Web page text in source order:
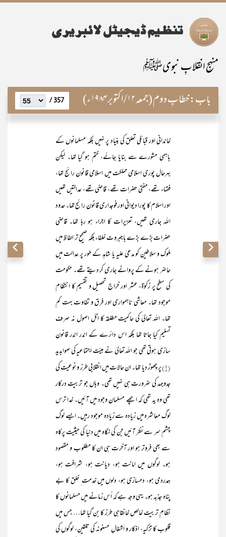
منہجِ انقلابِ نبویﷺ
باب:خطابِ دوم (جمعہ ۱۲/اکتوبر ۱۹۸۴ء) 357 /
خاندانی اور قبائلی تعلق کی بنیاد پر نہیں بلکہ مسلمانوں کے
باہمی مشورے سے بنایا جائے، ختم ہو گیا تھا۔ لیکن
بہرحال پوری اسلامی مملکت میں اسلامی قانون رائج تھا،
فقہاء تھے، مفتی حضرات تھے، قاضی تھے، عدالتیں تھیں
اور اسلام کا پورا دیوانی اور فوجداری قانون رائج تھا۔ حدود
اللہ جاری تھیں، تعزیرات کا اجراء ہو رہا تھا۔ قاضی
حضرات بڑے بڑے باجبروت خلفاء بلکہ صحیح تر الفاظ میں
ملوک و سلاطین کو مدعیٰ علیہ یا شاہد کے طور پر عدالت میں
حاضر ہونے کے پروانے جاری کر دیتے تھے۔ حکومت
کی سطح پر زکوٰۃ، عشر اور خراج تحصیل و تقسیم کا انتظام
موجود تھا۔ معاشی ناہمواری اور فرق و تفاوت بہت کم
تھا۔ اللہ تعالیٰ کی حاکمیت مطلقہ کا اٹل اصول نہ صرف
تسلیم کیا جاتا تھا بلکہ اس دائرے کے اندر اندر قانون
سازی ہوتی تھی جو اللہ تعالیٰ نے ہیئت اجتماعیہ کی صوابدید
(۱) پر چھوڑ دیا تھا۔ ان حالات میں انقلابی طرز و نوعیت کی
جدوجہد کی ضرورت ہی نہیں تھی۔ وہاں جو تربیت درکار
تھی وہ یہ تھی کہ اچھے مسلمان وجود میں آئیں۔ خدا ترس
لوگ معاشرہ میں زیادہ سے زیادہ موجود رہیں۔ ایسے لوگ
چشم سر سے نظر آئیں جن کی نگاہ میں دنیا کی حیثیت پرکاہ
سے بھی فروتر ہو اور آخرت ہی ان کا مطلوب و مقصود
ہو۔ لوگوں میں امانت ہو، دیانت ہو، شرافت ہو،
ہمدردی ہو، دمسازی ہو، دلوں میں خدمت ِ خلق کا بے
پناہ جذبہ ہو۔ یہی وجہ ہے کہ اُس زمانے میں مسلمانوں کا
نظامِ تربیت خالص خانقاہی طرز کا بن گیا تھا… جس میں
قلوب کا تزکیہ، اذکار و اَشغالِ مسنونہ کی تلقین، لوگوں کی